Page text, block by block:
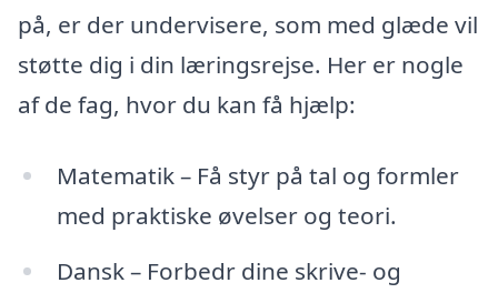
på, er der undervisere, som med glæde vil
støtte dig i din læringsrejse. Her er nogle
af de fag, hvor du kan få hjælp:
Matematik – Få styr på tal og formler
med praktiske øvelser og teori.
Dansk – Forbedr dine skrive- og